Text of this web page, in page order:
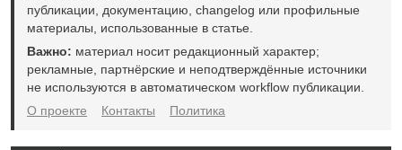
публикации, документацию, changelog или профильные
материалы, использованные в статье.
Важно: материал носит редакционный характер;
рекламные, партнёрские и неподтверждённые источники
не используются в автоматическом workflow публикации.
О проекте
Контакты Политика